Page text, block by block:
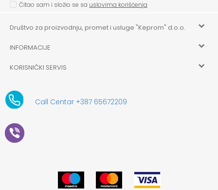
Čitao sam i složio se sa uslovima korišćenja
Društvo za proizvodnju, promet i usluge "Keprom" d.o.o.
HILANDARSKA 32, ISTOČNO NOVO SARAJEVO, ISTOČNO
aksaonlinebih@aksabih.ba
5514802214205743
61-01-0052-11
11079253
INFORMACIJE
Zaposlenje
Saradnja
KORISNIČKI SERVIS
Uslovi korišćenja i prodaje
Kako kupiti
Plaćanje karticama
Call Centar +387 65672209